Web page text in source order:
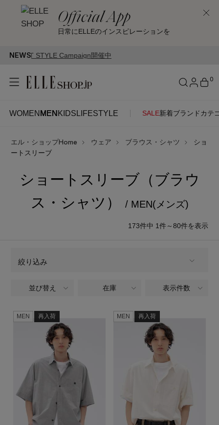
Official App
日常にELLEのインスピレーションを
NEWS
開催中
WOMEN MEN KIDS LIFESTYLE SALE新着ブランド カテ
0
WOMENMEN KIDSLIFESTYLE
ITEMS
新着アイテム
ブランド
最旬！トレンドワード
【SALE】メンズセール
MEN'S カットソー
MEN'S スニーカー
アイテム一覧
SALE
はじめてご利用の方
新規会員登録
いち早くお届けします。
SUPPORT
ご利用ガイド
カスタマーサポート
エル・ショップHome ウェア ブラウス・シャツ
ショ
ートスリーブ
ショートスリーブ（ブラウ
ス・シャツ）
/ MEN(メンズ)
173件中 1件～80件を表示
絞り込み
商品タイプ MEN
BRAND 全てのブランド
CATEGORY
ウェア,ブラウス・シャツ,ショートスリーブ
COLOR
PATTERN 全てのパターン
並び替え 在庫 表示件数
MEN 再入荷 MEN 再入荷